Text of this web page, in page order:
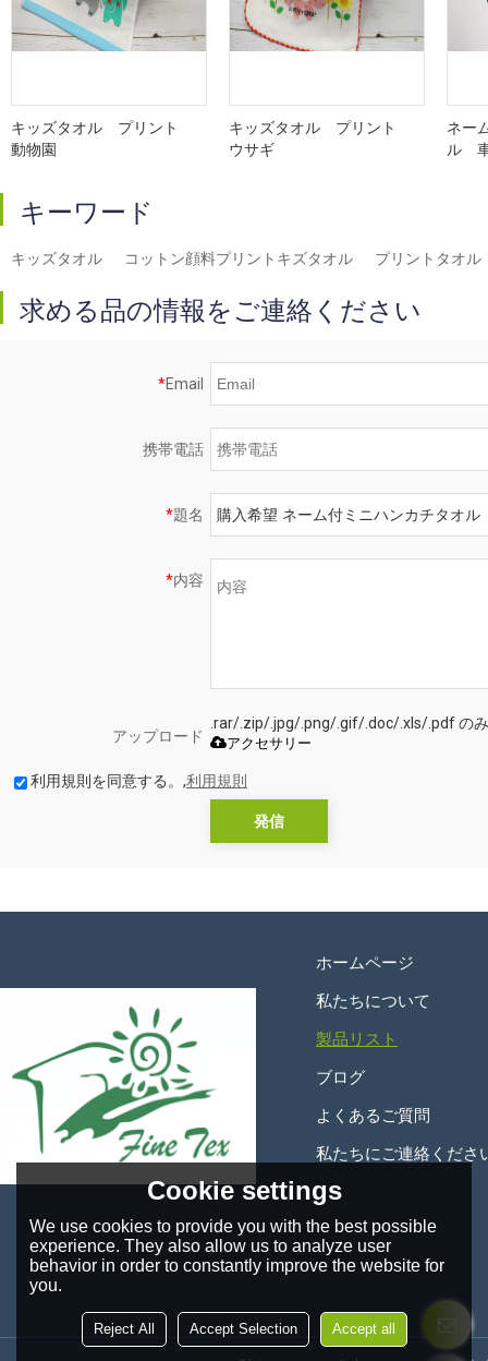
キッズタオル プリント
動物園
キッズタオル プリント
ウサギ
ネー
ル
キーワード
キッズタオル コットン顔料プリントキズタオル プリントタオル
求める品の情報をご連絡ください
*Email
携帯電話
*題名
*内容
アップロード
.rar/.zip/.jpg/.png/.gif/.doc/.xls/.pdf の
アクセサリー
利用規則を同意する。,利用規則
発信
ホームページ
私たちについて
製品リスト
ブログ
よくあるご質問
私たちにご連絡くださ
Cookie settings
We use cookies to provide you with the best possible
experience. They also allow us to analyze user
behavior in order to constantly improve the website for
you.
Reject All Accept Selection Accept all